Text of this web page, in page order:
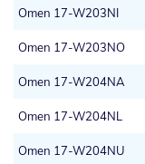
Omen 17-W203NI
Omen 17-W203NO
Omen 17-W204NA
Omen 17-W204NL
Omen 17-W204NU